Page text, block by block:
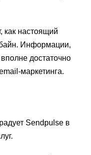
как настоящий
Информации,
достаточно
маркетинга.
Sendpulse в